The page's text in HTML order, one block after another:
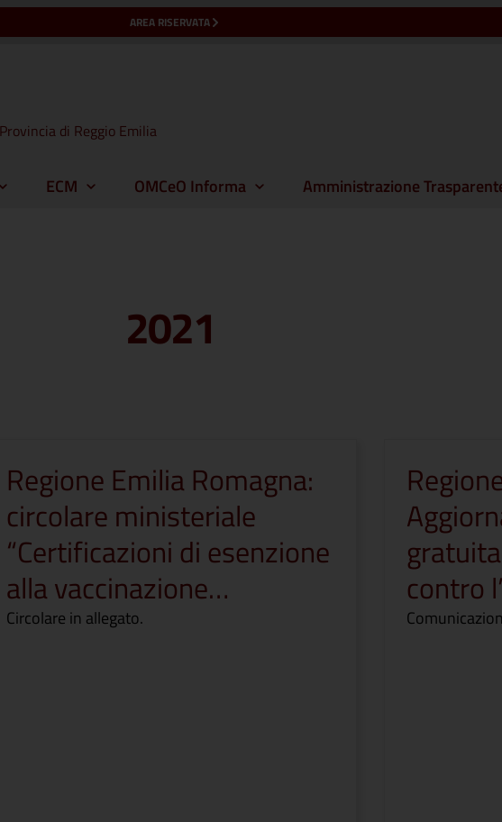
AREA RISERVATA
di Reggio Emilia
ECM OMCeO Informa Amministrazione
2021
Regione Emilia Romagna:
circolare ministeriale
“Certificazioni di esenzione
alla vaccinazione…
Circolare in allegato.
contro